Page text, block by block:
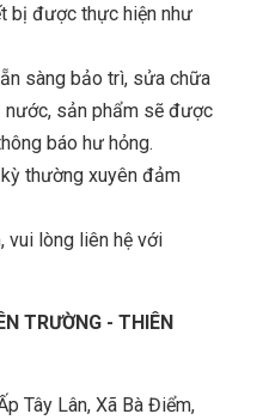
bị được thực hiện như
sàng bảo trì, sửa chữa
sản phẩm sẽ được
báo hư hỏng.
thường xuyên đảm
vui lòng liên hệ với
TRƯỜNG - THIÊN
Tây Lân, Xã Bà Điểm,